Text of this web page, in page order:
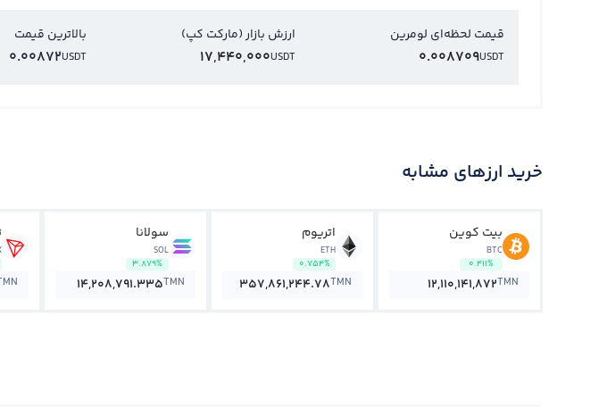
قیمت لحظه‌ای لومرین
USDT
0.008709
ارزش بازار (مارکت کپ)
USDT
17,440,000
بالاترین قیمت
USDT
0.00872
خرید ارزهای مشابه
بیت کوین
BTC
0.411%
12,110,141,872TMN
اتریوم
ETH
0.754%
357,861,244.78TMN
سولانا
SOL
3.879%
14,208,791.335TMN